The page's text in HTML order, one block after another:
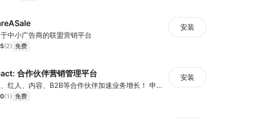
中小广告商的联盟营销平台
(2) 免费
安装
合作伙伴营销管理平台
联盟、红人、内容、B2B等合作伙伴加速业务增长！ 申请演示，请点击“支持”下方“开发者网站”!
(1 ) 免费
安装